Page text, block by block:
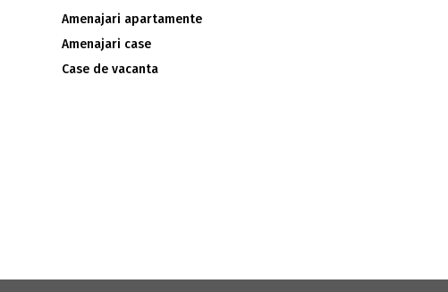
Amenajari apartamente
Amenajari case
Case de vacanta